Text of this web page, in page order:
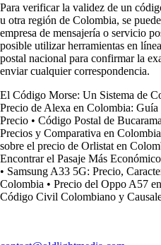
Para verificar la validez de un
u otra región de Colombia, se
empresa de mensajería o servicio
posible utilizar herramientas en
postal nacional para confirmar la
enviar cualquier correspondencia.
El Código Morse: Un Sistema de
Precio de Alexa en Colombia:
Precio • Código Postal de
Precios y Comparativa en Colombia
sobre el precio de Orlistat en
Encontrar el Pasaje Más Económico
• Samsung A33 5G: Precio,
Colombia • Precio del Oppo A57
Código Civil Colombiano y